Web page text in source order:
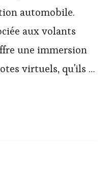
automobile.
aux volants
une immersion
virtuels, qu'ils …